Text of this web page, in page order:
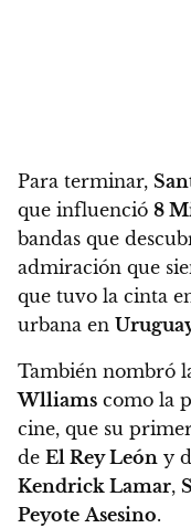
Para terminar,
que influenció 8
bandas que
admiración que
que tuvo la cinta
urbana en
También nombró
Wlliams como la
cine, que su
de El Rey León y
Kendrick Lamar,
Peyote Asesino.